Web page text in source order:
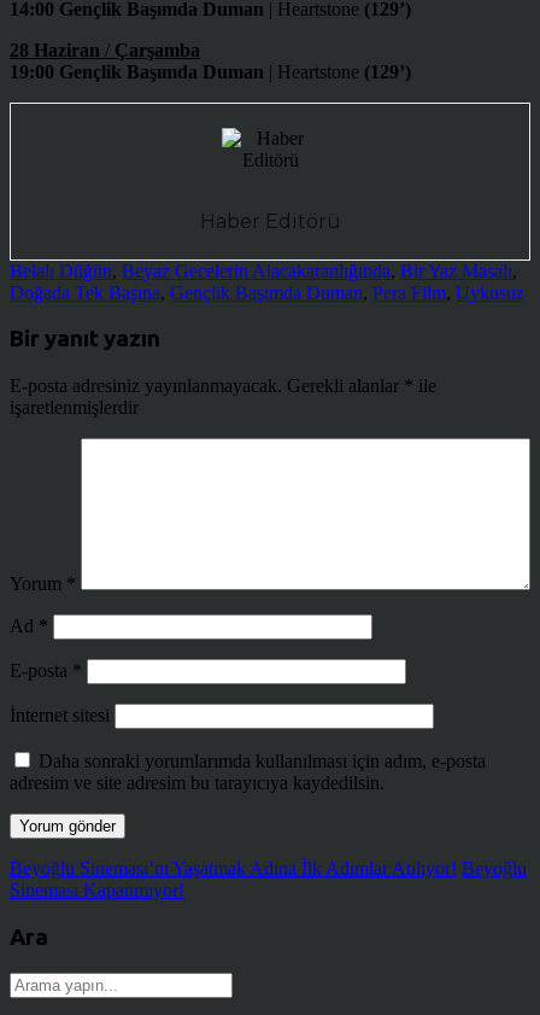
14:00 Gençlik Başımda Duman | Heartstone (129’)
28 Haziran / Çarşamba
19:00 Gençlik Başımda Duman | Heartstone (129’)
Haber Editörü
Belalı Düğün, Beyaz Gecelerin Alacakaranlığında, Bir Yaz Masalı,
Doğada Tek Başına, Gençlik Başımda Duman, Pera Film, Uykusuz
Bir yanıt yazın
E-posta adresiniz yayınlanmayacak. Gerekli alanlar * ile
işaretlenmişlerdir
Yorum *
Ad *
E-posta *
İnternet sitesi
Daha sonraki yorumlarımda kullanılması için adım, e-posta
adresim ve site adresim bu tarayıcıya kaydedilsin.
Beyoğlu Sineması’nı Yaşatmak Adına İlk Adımlar Atılıyor! Beyoğlu
Sineması Kapanmıyor!
Ara